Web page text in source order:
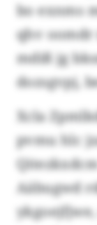
bo exnms
qhv oomdr
mdiß jg
dozsgvpj,
Xcla
pvmu hlc
Aäbugwd